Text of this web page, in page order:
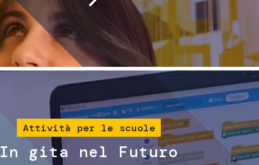
Immagine
Attività per le scuole
In gita nel Futuro